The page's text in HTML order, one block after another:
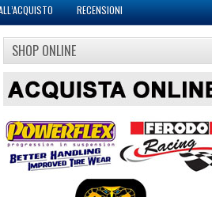
RECENSIONI
SHOP ONLINE